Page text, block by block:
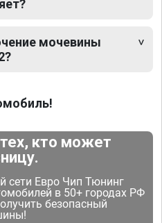
мочевины
кто может
сети Евро Чип Тюнинг
в 50+ городах РФ
безопасный